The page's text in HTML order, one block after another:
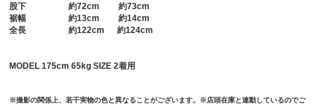
股下 約72cm 約73cm
裾幅 約13cm 約14cm
全長 約122cm 約124cm
MODEL 175cm 65kg SIZE 2着用
※撮影の関係上、若干実物の色と異なることがございます。※店頭在庫と連動しているのでご